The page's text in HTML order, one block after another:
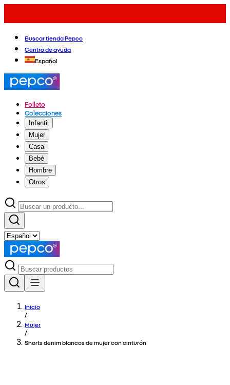
Buscar tienda Pepco
Centro de ayuda
Español
Folleto
Colecciones
Infantil
Mujer
Casa
Bebé
Hombre
Otros
Inicio
/
Mujer
/
Shorts denim blancos de mujer con cinturón